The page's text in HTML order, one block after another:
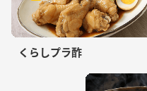
くらしプラ酢